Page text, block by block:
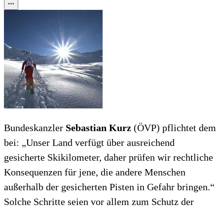
Bundeskanzler Sebastian Kurz (ÖVP) pflichtet dem
bei: „Unser Land verfügt über ausreichend
gesicherte Skikilometer, daher prüfen wir rechtliche
Konsequenzen für jene, die andere Menschen
außerhalb der gesicherten Pisten in Gefahr bringen.“
Solche Schritte seien vor allem zum Schutz der